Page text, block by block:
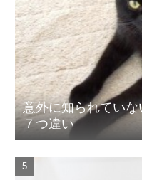
意外に知られてい
７つ違い